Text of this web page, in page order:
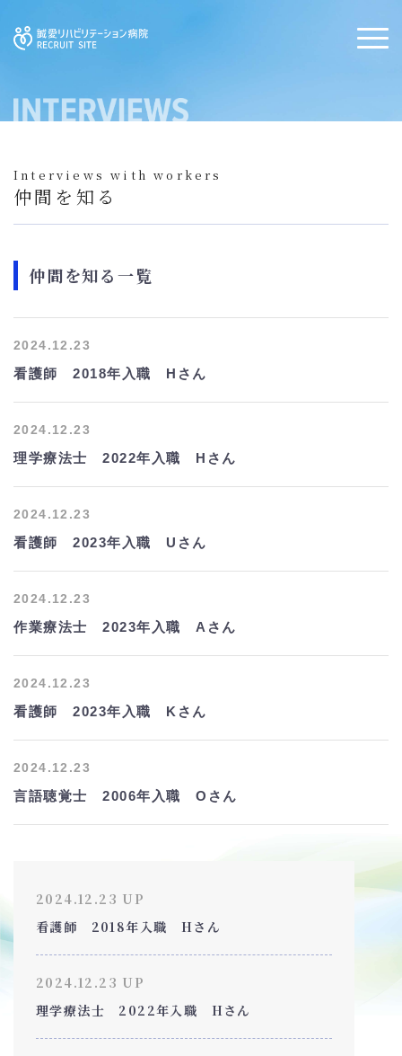
Interviews with workers
仲間を知る
仲間を知る一覧
2024.12.23
看護師 2018年入職 Hさん
2024.12.23
理学療法士 2022年入職 Hさん
2024.12.23
看護師 2023年入職 Uさん
2024.12.23
作業療法士 2023年入職 Aさん
2024.12.23
看護師 2023年入職 Kさん
2024.12.23
言語聴覚士 2006年入職 Oさん
2024.12.23 UP
看護師 2018年入職 Hさん
2024.12.23 UP
理学療法士 2022年入職 Hさん